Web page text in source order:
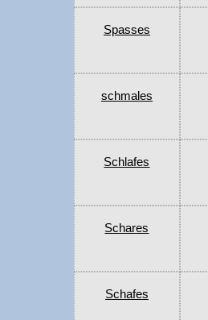
Spasses
schmales
Schlafes
Schares
Schafes